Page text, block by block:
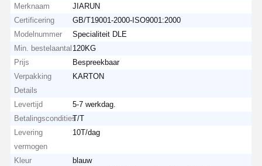
Merknaam
JIARUN
Certificering
GB/T19001-2000-ISO9001:2000
Modelnummer
Specialiteit DLE
Min. bestelaantal 120KG
Prijs
Bespreekbaar
Verpakking
Details
KARTON
Levertijd
5-7 werkdag.
BetalingsconditiesT/T
Levering
vermogen
10T/dag
Kleur
blauw